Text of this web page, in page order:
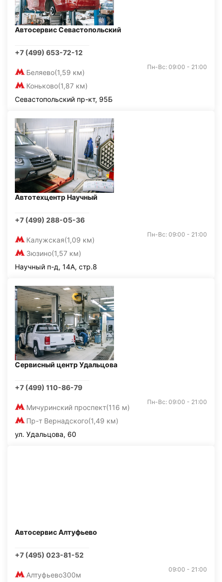
Автосервис Севастопольский
+7 (499) 653-72-12
Беляево(1,59 км)
Коньково(1,87 км)
Пн-Вс: 09:00 - 21:00
Севастопольский пр-кт, 95Б
Автотехцентр Научный
+7 (499) 288-05-36
Калужская(1,09 км)
Зюзино(1,57 км)
Пн-Вс: 09:00 - 21:00
Научный п-д, 14А, стр.8
Сервисный центр Удальцова
+7 (499) 110-86-79
Мичуринский проспект(116 м)
Пр-т Вернадского(1,49 км)
Пн-Вс: 09:00 - 21:00
ул. Удальцова, 60
Автосервис Алтуфьево
+7 (495) 023-81-52
Алтуфьево300м
09:00 - 21:00